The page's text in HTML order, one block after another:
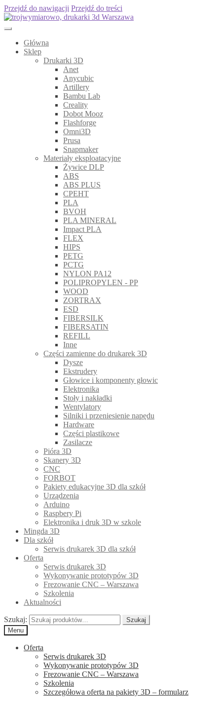
Przejdź do nawigacji Przejdź do treści
Główna
Sklep
Drukarki 3D
Anet
Anycubic
Artillery
Bambu Lab
Creality
Dobot Mooz
Flashforge
Omni3D
Prusa
Snapmaker
Materiały eksploatacyjne
Żywice DLP
ABS
ABS PLUS
CPEHT
PLA
BVOH
PLA MINERAL
Impact PLA
FLEX
HIPS
PETG
PCTG
NYLON PA12
POLIPROPYLEN - PP
WOOD
ZORTRAX
ESD
FIBERSILK
FIBERSATIN
REFILL
Inne
Części zamienne do drukarek 3D
Dysze
Ekstrudery
Głowice i komponenty głowic
Elektronika
Stoły i nakładki
Wentylatory
Silniki i przeniesienie napędu
Hardware
Części plastikowe
Zasilacze
Pióra 3D
Skanery 3D
CNC
FORBOT
Pakiety edukacyjne 3D dla szkół
Urządzenia
Arduino
Raspbery Pi
Elektronika i druk 3D w szkole
Mingda 3D
Dla szkół
Serwis drukarek 3D dla szkół
Oferta
Serwis drukarek 3D
Wykonywanie prototypów 3D
Frezowanie CNC – Warszawa
Szkolenia
Aktualności
Szukaj:
Szukaj
Menu
Oferta
Serwis drukarek 3D
Wykonywanie prototypów 3D
Frezowanie CNC – Warszawa
Szkolenia
Szczegółowa oferta na pakiety 3D – formularz